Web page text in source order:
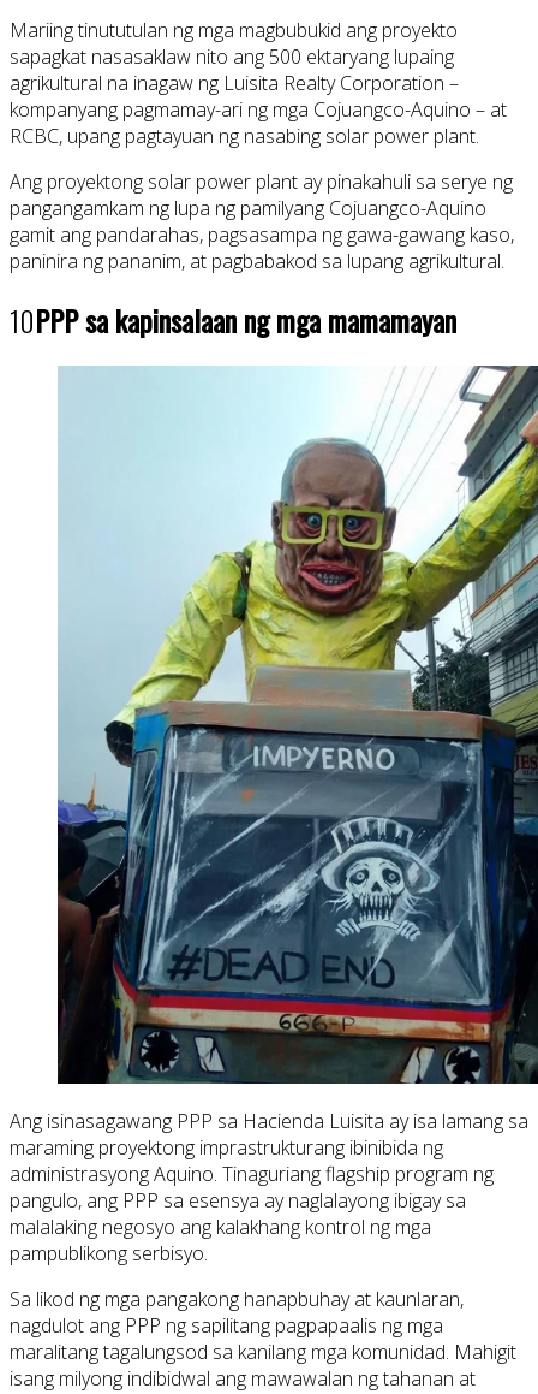
Mariing tinututulan ng mga magbubukid ang proyekto
sapagkat nasasaklaw nito ang 500 ektaryang lupaing
agrikultural na inagaw ng Luisita Realty Corporation –
kompanyang pagmamay-ari ng mga Cojuangco-Aquino – at
RCBC, upang pagtayuan ng nasabing solar power plant.
Ang proyektong solar power plant ay pinakahuli sa serye ng
pangangamkam ng lupa ng pamilyang Cojuangco-Aquino
gamit ang pandarahas, pagsasampa ng gawa-gawang kaso,
paninira ng pananim, at pagbabakod sa lupang agrikultural.
10PPPsa kapinsalaan ng mga mamamayan
Ang isinasagawang PPP sa Hacienda Luisita ay isa lamang sa
maraming proyektong imprastrukturang ibinibida ng
administrasyong Aquino. Tinaguriang flagship program ng
pangulo, ang PPP sa esensya ay naglalayong ibigay sa
malalaking negosyo ang kalakhang kontrol ng mga
pampublikong serbisyo.
Sa likod ng mga pangakong hanapbuhay at kaunlaran,
nagdulot ang PPP ng sapilitang pagpapaalis ng mga
maralitang tagalungsod sa kanilang mga komunidad. Mahigit
isang milyong indibidwal ang mawawalan ng tahanan at